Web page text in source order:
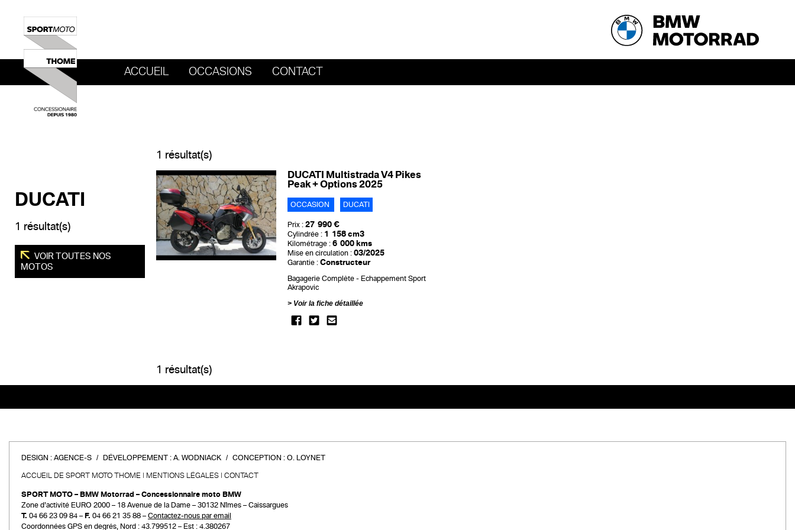
ACCUEIL OCCASIONS CONTACT
DUCATI
1 résultat(s)
VOIR TOUTES NOS
MOTOS
1 résultat(s)
DUCATI Multistrada V4 Pikes
Peak + Options 2025
OCCASION DUCATI
Prix : 27 990 €
Cylindrée : 1 158 cm3
Kilométrage : 6 000 kms
Mise en circulation : 03/2025
Garantie : Constructeur
Bagagerie Complète
Echappement Sport
Akrapovic
Voir la fiche détaillée
1 résultat(s)
DESIGN : AGENCE-S DÉVELOPPEMENT : A. WODNIACK CONCEPTION : O. LOYNET
ACCUEIL DE SPORT MOTO THOME MENTIONS LÉGALES CONTACT
SPORT MOTO – BMW Motorrad – Concessionnaire moto BMW
Zone d’activité EURO 2000 – 18 Avenue de la Dame – 30132 Nîmes – Caissargues
T. 04 66 23 09 84 – F. 04 66 21 35 88 – Contactez-nous par email
Coordonnées GPS en degrés, Nord : 43.799512 – Est : 4.380267